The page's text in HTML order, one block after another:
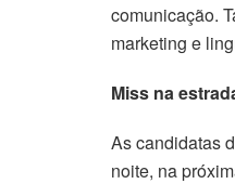
comunicação.
marketing e
Miss na
As candidatas
noite, na